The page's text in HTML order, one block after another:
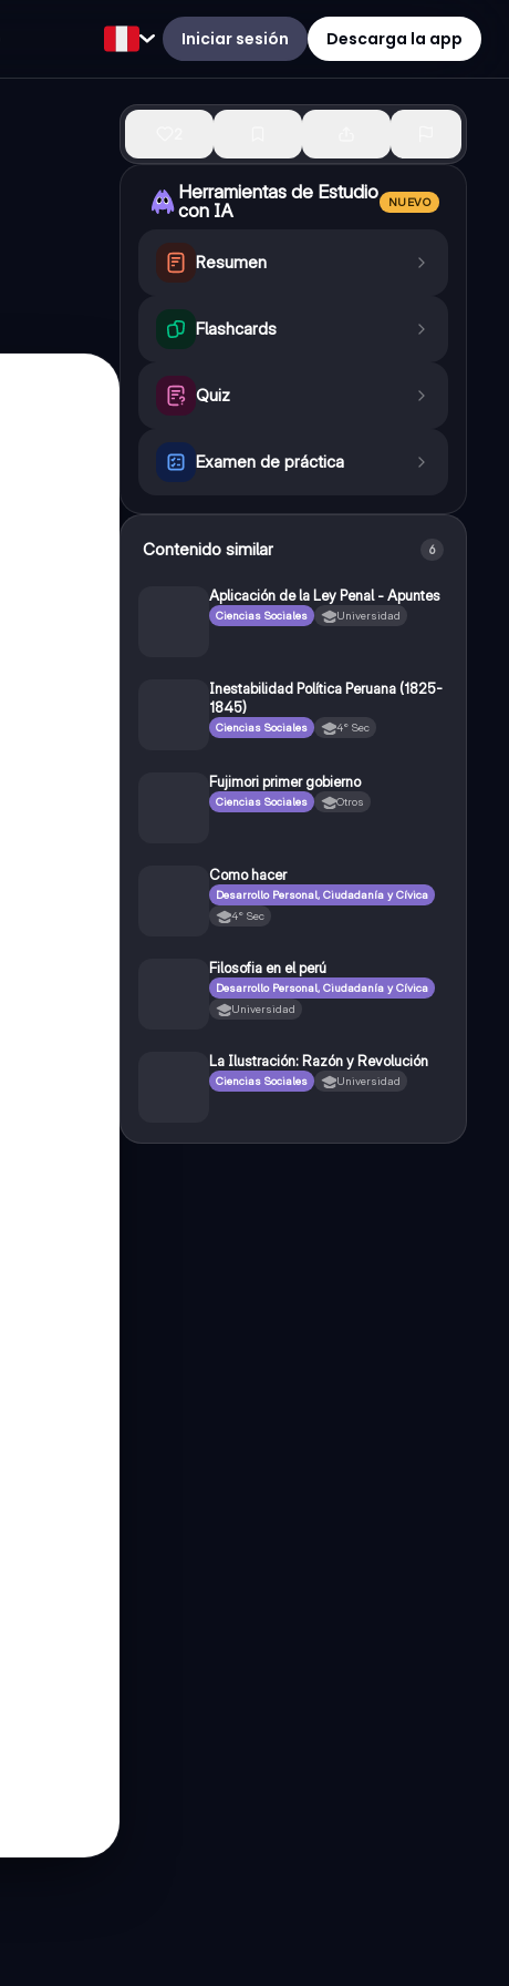
Iniciar sesión Descarga la app
Herramientas de Estudio
con IA
NUEVO
Resumen
Flashcards
Quiz
Examen de práctica
Contenido similar 6
Aplicación de la Ley Penal - Apuntes
Ciencias Sociales Universidad
Inestabilidad Política Peruana (1825-
1845)
Ciencias Sociales 4° Sec
Fujimori primer gobierno
Ciencias Sociales Otros
Como hacer
Desarrollo Personal, Ciudadanía y Cívica
4° Sec
Filosofia en el perú
Desarrollo Personal, Ciudadanía y Cívica
Universidad
La Ilustración: Razón y Revolución
Ciencias Sociales Universidad